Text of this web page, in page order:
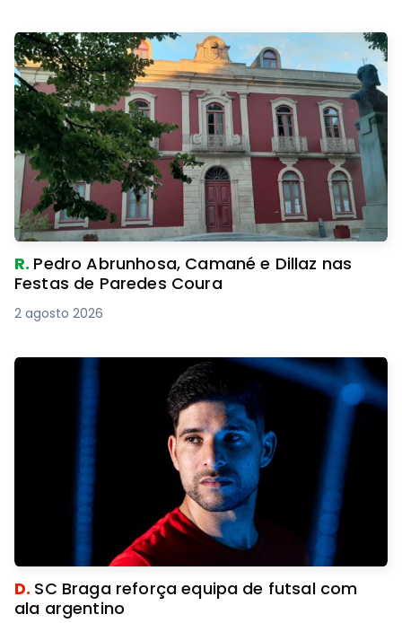
R. Pedro Abrunhosa, Camané e Dillaz nas
Festas de Paredes Coura
2 agosto 2026
D. SC Braga reforça equipa de futsal com
ala argentino